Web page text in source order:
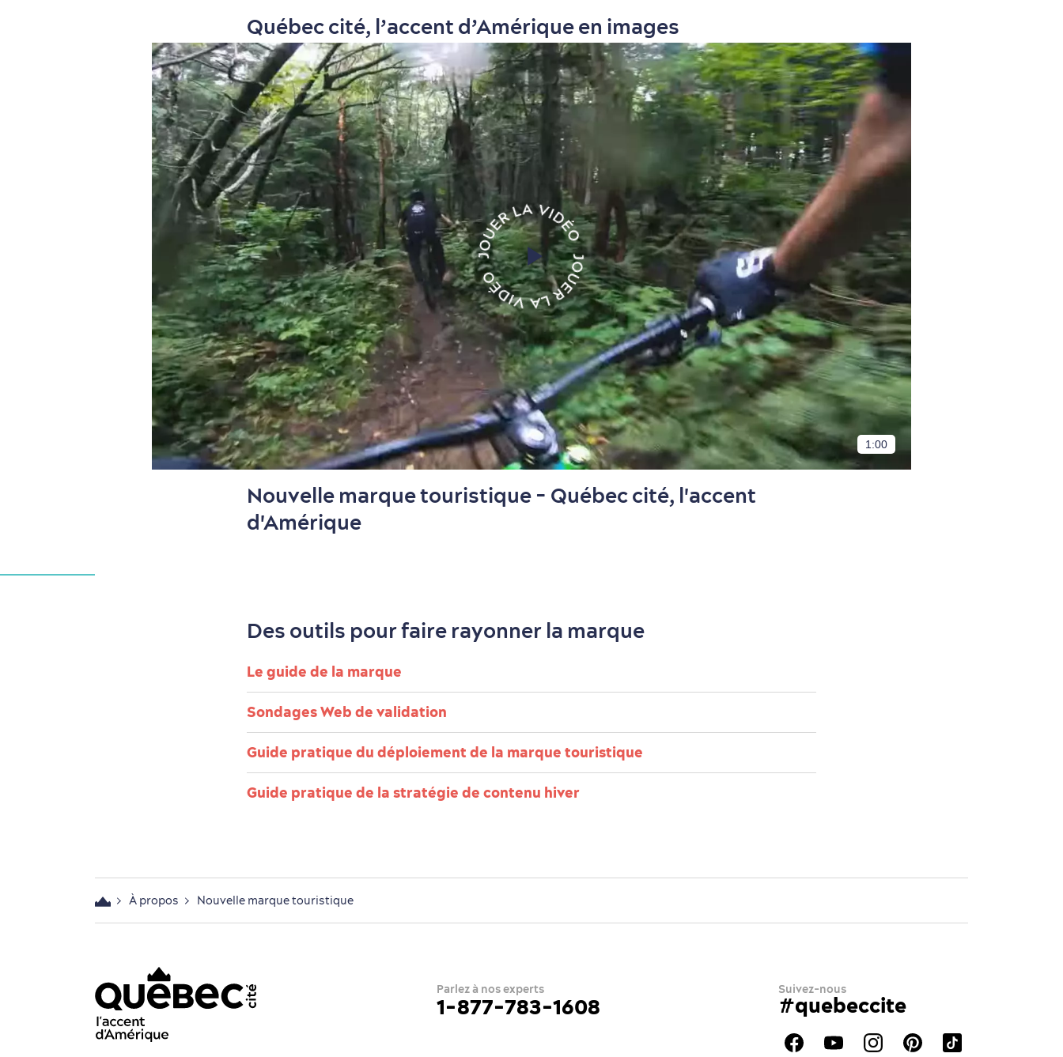
Québec cité, l’accent d’Amérique en images
1:00
Nouvelle marque touristique - Québec cité, l'accent
d'Amérique
Des outils pour faire rayonner la marque
Le guide de la marque
Sondages Web de validation
Guide pratique du déploiement de la marque touristique
Guide pratique de la stratégie de contenu hiver
À propos Nouvelle marque touristique
Parlez à nos experts
1-877-783-1608
Suivez-nous
#quebeccite
- OTQ - FR
Youtube - OTQ - FR
Instagram - OTQ - bilingue
Pinterest - OTQ - bilingue
TikTok - OTQ - Bilingue